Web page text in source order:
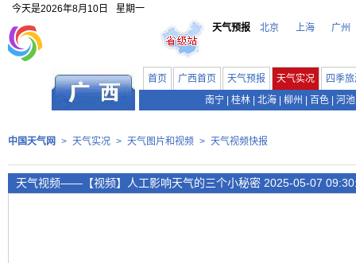
今天是2026年8月10日
星期一
天气预报
北京 上海 广州
首页 广西首页 天气预报 天气实况
四季
南宁
桂林 北海 柳州 百色 河池
中国天气网 > 天气实况 > 天气图片和视频 > 天气视频快报
天气视频——【视频】人工影响天气的三个小秘密 2025-05-07